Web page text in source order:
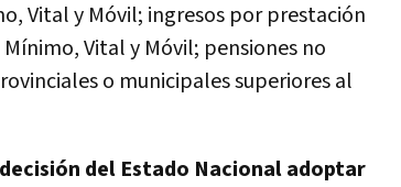
Vital y Móvil; ingresos por prestación
Vital y Móvil; pensiones no
o municipales superiores al
del Estado Nacional adoptar